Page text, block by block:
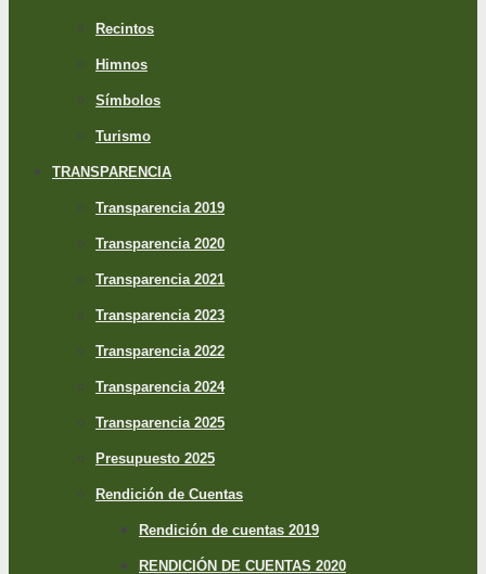
Recintos
Himnos
Símbolos
Turismo
TRANSPARENCIA
Transparencia 2019
Transparencia 2020
Transparencia 2021
Transparencia 2023
Transparencia 2022
Transparencia 2024
Transparencia 2025
Presupuesto 2025
Rendición de Cuentas
Rendición de cuentas 2019
RENDICIÓN DE CUENTAS 2020